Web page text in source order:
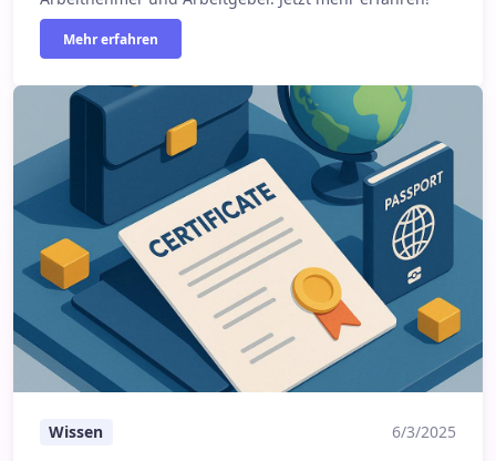
Mehr erfahren
Arbeitszeugnis im Ausland: Unterschiede und praktische
Wissen 6/3/2025